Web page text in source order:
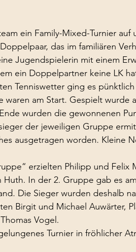
ein Family-Mixed-Turnier auf
das im familiären
Jugendspielerin mit einem
ein Doppelpartner keine LK
Tenniswetter ging es pünktlich
am Start. Gespielt wurde
wurden die gewonnenen
der jeweiligen Gruppe
ausgetragen worden. Kleine
erzielten Philipp und Felix
In der 2. Gruppe gab es
Die Sieger wurden deshalb
Birgit und Michael Auwärter,
Vogel.
Turnier in fröhlicher